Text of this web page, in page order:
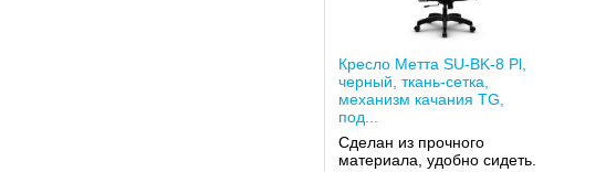
Кресло Метта SU-BK-8 Pl,
черный, ткань-сетка,
механизм качания TG,
под...
Сделан из прочного
материала, удобно сидеть.